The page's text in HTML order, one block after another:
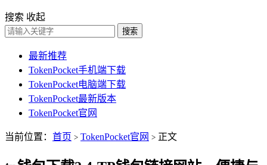
搜索 收起
搜索
最新推荐
TokenPocket手机端下载
TokenPocket电脑端下载
TokenPocket最新版本
TokenPocket官网
当前位置： 首页 > TokenPocket官网 > 正文